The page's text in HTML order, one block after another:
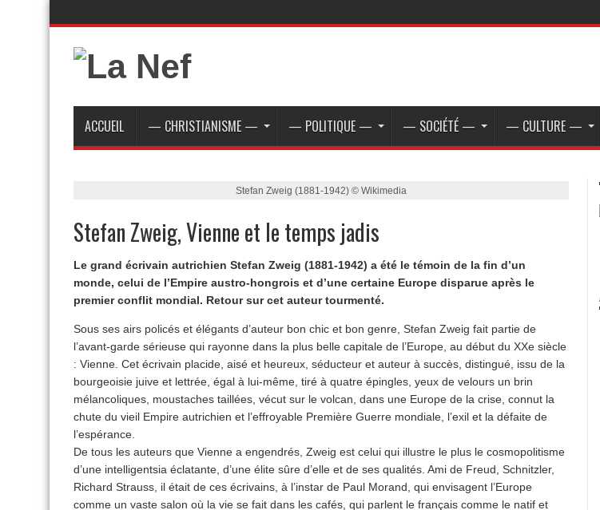
ACCUEIL — CHRISTIANISME — — POLITIQUE — — SOCIÉTÉ — — CULTURE —
Stefan Zweig (1881-1942) © Wikimedia
Stefan Zweig, Vienne et le temps jadis
Le grand écrivain autrichien Stefan Zweig (1881-1942) a été le témoin de la fin d’un
monde, celui de l’Empire austro-hongrois et d’une certaine Europe disparue après le
premier conflit mondial. Retour sur cet auteur tourmenté.
Sous ses airs policés et élégants d’auteur bon chic et bon genre, Stefan Zweig fait partie de
l’avant-garde sérieuse qui rayonne dans la plus belle capitale de l’Europe, au début du XXe siècle
: Vienne. Cet écrivain placide, aisé et heureux, séducteur et auteur à succès, distingué, issu de la
bourgeoisie juive et lettrée, égal à lui-même, tiré à quatre épingles, yeux de velours un brin
mélancoliques, moustaches taillées, vécut sur le volcan, dans une Europe de la crise, connut la
chute du vieil Empire autrichien et l’effroyable Première Guerre mondiale, l’exil et la défaite de
l’espérance.
De tous les auteurs que Vienne a engendrés, Zweig est celui qui illustre le plus le cosmopolitisme
d’une intelligentsia éclatante, d’une élite sûre d’elle et de ses qualités. Ami de Freud, Schnitzler,
Richard Strauss, il était de ces écrivains, à l’instar de Paul Morand, qui envisagent l’Europe
comme un vaste salon où la vie se fait dans les cafés, qui parlent le français comme le natif et